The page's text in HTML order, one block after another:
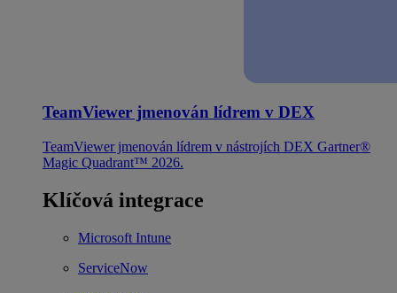
TeamViewer jmenován lídrem v DEX
TeamViewer jmenován lídrem v nástrojích DEX Gartner®
Magic Quadrant™ 2026.
Klíčová integrace
Microsoft Intune
ServiceNow